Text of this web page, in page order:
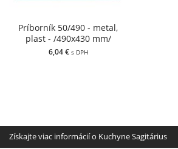
Príborník 50/490 - metal,
plast - /490x430 mm/
6,04 € s DPH
Získajte viac informácií o Kuchyne Sagitárius